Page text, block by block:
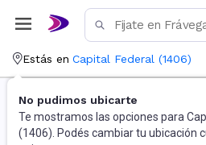
Estás en Capital Federal (1406)
No pudimos ubicarte
Te mostramos las opciones para
(1406). Podés cambiar tu ubicación